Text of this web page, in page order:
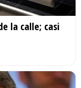
la calle; casi